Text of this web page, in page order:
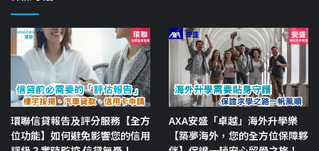
環聯信貸報告及評分服務【全方
位功能】如何避免影響您的信用
AXA安盛「卓越」海外升學樂
【築夢海外，您的全方位保障夥